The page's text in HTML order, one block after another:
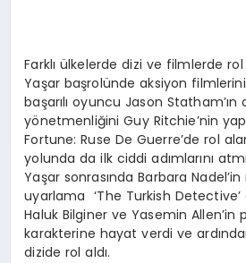
Farklı ülkelerde dizi ve filmlerde rol
Yaşar başrolünde aksiyon
başarılı oyuncu Jason Statham’ın
yönetmenliğini Guy Ritchie’nin
Fortune: Ruse De Guerre’de rol
yolunda da ilk ciddi adımlarını
Yaşar sonrasında Barbara
uyarlama ‘The Turkish Detective’
Haluk Bilginer ve Yasemin Allen’in
karakterine hayat verdi ve
dizide rol aldı.